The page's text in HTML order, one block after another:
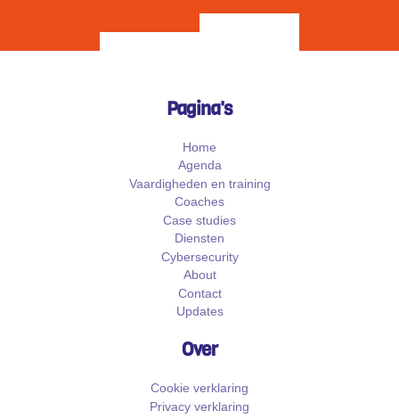
Pagina's
Home
Agenda
Vaardigheden en training
Coaches
Case studies
Diensten
Cybersecurity
About
Contact
Updates
Over
Cookie verklaring
Privacy verklaring